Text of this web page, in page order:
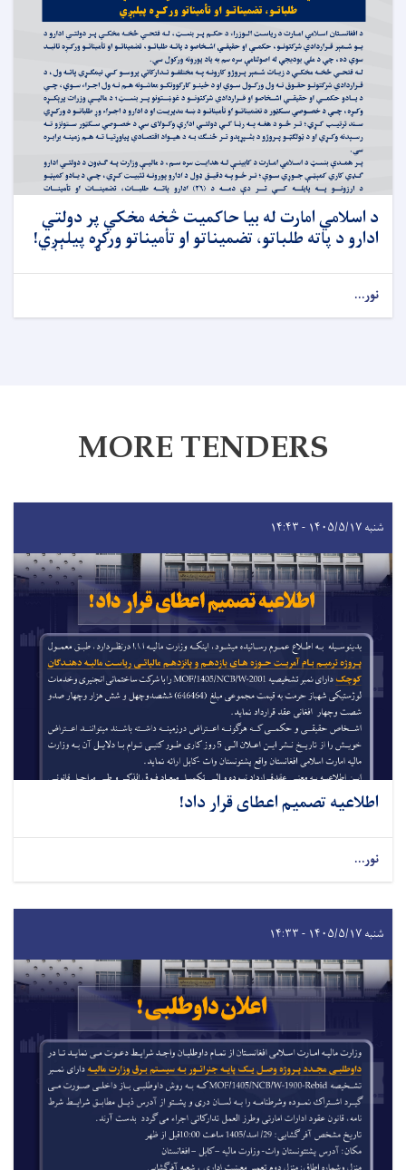
د اسلامي امارت له بیا حاکمیت څخه مخکي پر دولتي
ادارو د پاته طلباتو، تضمیناتو او تأمیناتو ورکړه پیلېږي!
نور...
MORE TENDERS
شنبه ۱۴۰۵/۵/۱۷ - ۱۴:۴۳
اطلاعیه تصمیم اعطای قرار داد!
نور...
شنبه ۱۴۰۵/۵/۱۷ - ۱۴:۳۳